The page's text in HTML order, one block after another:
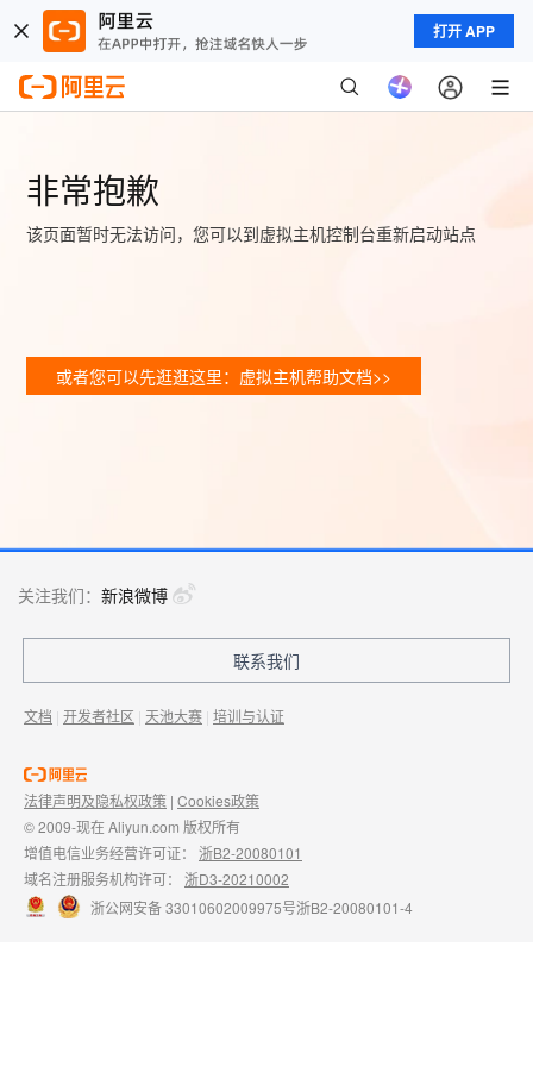
打开 APP
非常抱歉
该页面暂时无法访问，您可以到虚拟主机控制台重新启动站点
或者您可以先逛逛这里：虚拟主机帮助文档>>